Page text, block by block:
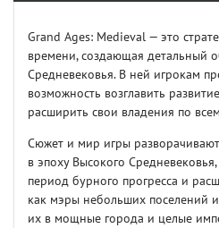
Grand Ages: Medieval — это
времени, создающая детальный
Средневековья. В ней игрокам
возможность возглавить
расширить свои владения по
Сюжет и мир игры
в эпоху Высокого
период бурного прогресса и
как мэры небольших поселений
их в мощные города и целые